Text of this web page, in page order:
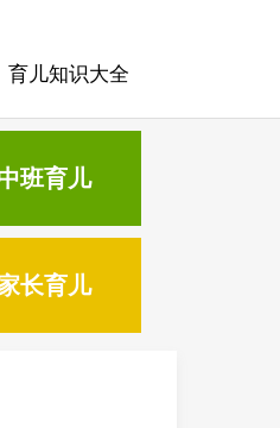
育儿知识大全
班育儿
长育儿